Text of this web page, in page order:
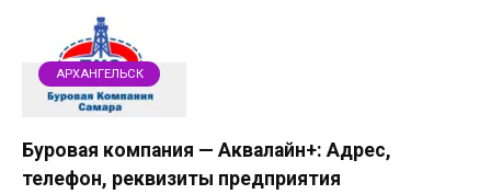
АРХАНГЕЛЬСК
Буровая компания — Аквалайн+: Адрес,
телефон, реквизиты предприятия